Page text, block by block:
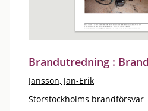
Brandutredning :
Jansson, Jan-Erik
Storstockholms brandförsvar